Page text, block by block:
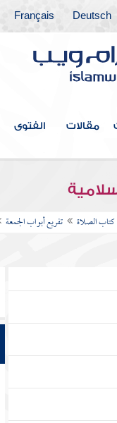
Deutsch
Français
مقالات الفتوى
كتاب الصلاة تفريع أبواب الجمعة
والفيء